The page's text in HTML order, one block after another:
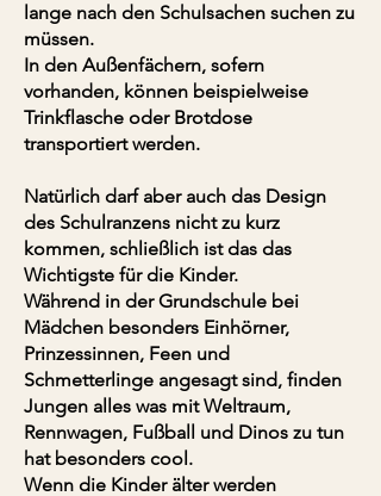
lange nach den Schulsachen suchen zu
müssen.
In den Außenfächern, sofern
vorhanden, können beispielweise
Trinkflasche oder Brotdose
transportiert werden.
Natürlich darf aber auch das Design
des Schulranzens nicht zu kurz
kommen, schließlich ist das das
Wichtigste für die Kinder.
Während in der Grundschule bei
Mädchen besonders Einhörner,
Prinzessinnen, Feen und
Schmetterlinge angesagt sind, finden
Jungen alles was mit Weltraum,
Rennwagen, Fußball und Dinos zu tun
hat besonders cool.
Wenn die Kinder älter werden